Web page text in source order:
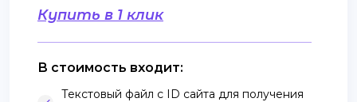
Купить в 1 клик
В стоимость входит:
Текстовый файл с ID сайта для получения